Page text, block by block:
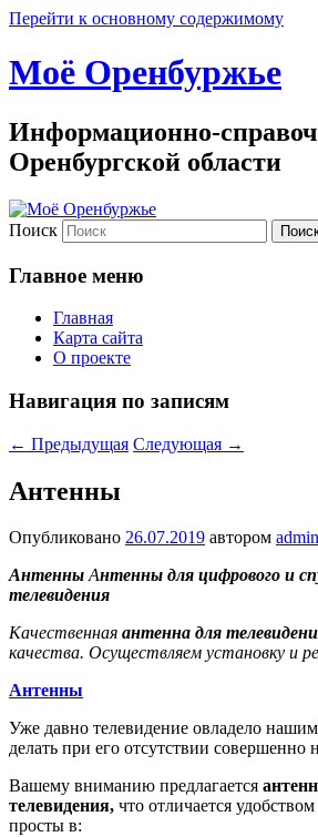
Перейти к основному содержимому
Моё Оренбуржье
Информационно-
Оренбургской области
Поиск
Главное меню
Главная
Карта сайта
О проекте
Навигация по записям
← Предыдущая Следующая →
Антенны
Опубликовано 26.07.2019 автором admin
Антенны Антенны для цифрового и
телевидения
Качественная антенна для
качества. Осуществляем установку и
Антенны
Уже давно телевидение овладело
делать при его отсутствии совершенно
Вашему вниманию предлагается
телевидения, что отличается
просты в: